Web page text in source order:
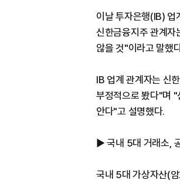
이날 투자은행(IB) 업
신한금융지주 관계자
않을 것"이라고 말했
IB 업계 관계자는 신
부정적으로 봤다"며 "
안다"고 설명했다.
▶ 국내 5대 거래소,
국내 5대 가상자산(